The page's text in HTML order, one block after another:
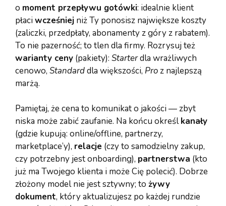
o moment przepływu gotówki: idealnie klient
płaciwcześniej niż Ty ponosisz największe koszty
(zaliczki, przedpłaty, abonamenty z góry z rabatem).
To nie pazerność; to tlen dla firmy. Rozrysuj też
warianty ceny (pakiety): Starterdla wrażliwych
cenowo, Standarddla większości, Proz najlepszą
marżą.
Pamiętaj, że cena to komunikat o jakości — zbyt
niska może zabić zaufanie. Na końcu określkanały
(gdzie kupują: online/offline, partnerzy,
marketplace’y), relacje (czy to samodzielny zakup,
czy potrzebny jest onboarding), partnerstwa (kto
już ma Twojego klienta i może Cię polecić). Dobrze
złożony model nie jest sztywny; to żywy
dokument, który aktualizujesz po każdej rundzie